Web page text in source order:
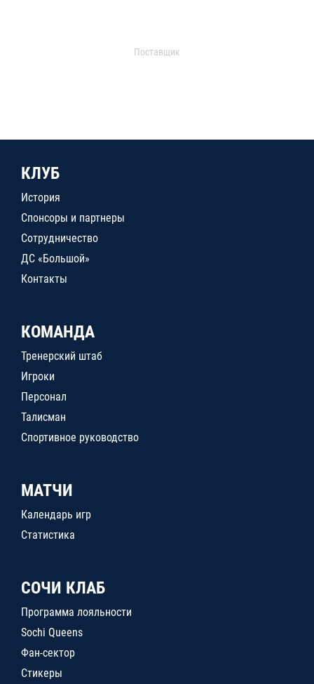
Поставщик
КЛУБ
История
Спонсоры и партнеры
Сотрудничество
ДС «Большой»
Контакты
КОМАНДА
Тренерский штаб
Игроки
Персонал
Талисман
Спортивное руководство
МАТЧИ
Календарь игр
Статистика
СОЧИ КЛАБ
Программа лояльности
Sochi Queens
Фан-сектор
Стикеры